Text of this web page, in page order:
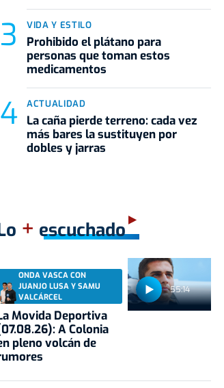
VIDA Y ESTILO
Prohibido el plátano para
personas que toman estos
medicamentos
ACTUALIDAD
La caña pierde terreno: cada vez
más bares la sustituyen por
dobles y jarras
+ escuchado
55:14
ONDA VASCA CON
JUANJO LUSA Y SAMU
VALCÁRCEL
Movida Deportiva
A Colonia
pleno volcán de